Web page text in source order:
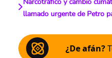
llamado urgente de Petro
¿De afán?